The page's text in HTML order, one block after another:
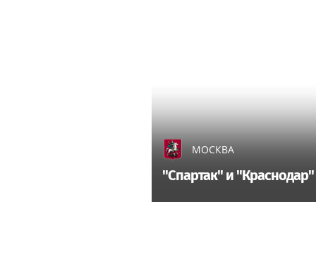
МОСКВА
"Спартак" и "Краснодар"